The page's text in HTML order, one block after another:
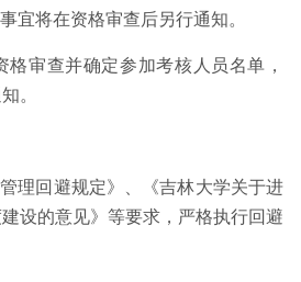
宜将在资格审查后另行通知。
格审查并确定参加考核人员名单，
。
理回避规定》、《吉林大学关于进
设的意见》等要求，严格执行回避